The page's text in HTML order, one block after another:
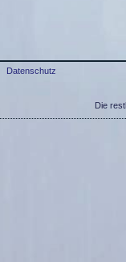
Datenschutz
Die